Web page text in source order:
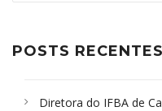
POSTS RECENTES
Diretora do IFBA de